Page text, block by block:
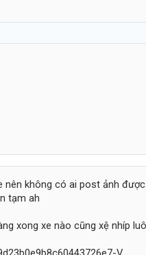
không có ai post ảnh
tạm ah
xong xe nào cũng xệ nhíp